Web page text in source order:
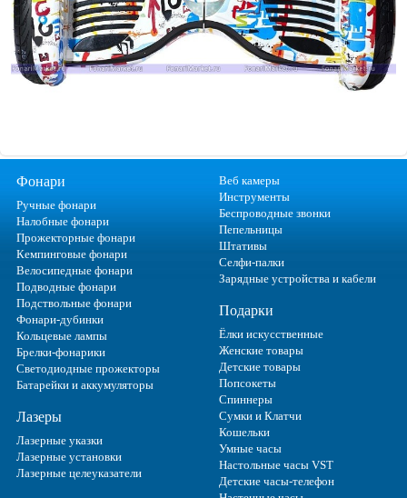
Фонари
Ручные фонари
Налобные фонари
Прожекторные фонари
Кемпинговые фонари
Велосипедные фонари
Подводные фонари
Подствольные фонари
Фонари-дубинки
Кольцевые лампы
Брелки-фонарики
Светодиодные прожекторы
Батарейки и аккумуляторы
Лазеры
Лазерные указки
Лазерные установки
Лазерные целеуказатели
Веб камеры
Инструменты
Беспроводные звонки
Пепельницы
Штативы
Селфи-палки
Зарядные устройства и кабели
Подарки
Ёлки искусственные
Женские товары
Детские товары
Попсокеты
Спиннеры
Сумки и Клатчи
Кошельки
Умные часы
Настольные часы VST
Детские часы-телефон